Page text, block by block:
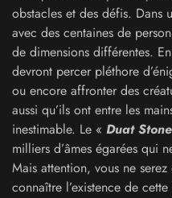
obstacles et des défis. Dans
avec des centaines de
de dimensions différentes.
devront percer pléthore
ou encore affronter des
aussi qu’ils ont entre les
inestimable. Le « Duat Stone
milliers d’âmes égarées qui
Mais attention, vous ne
connaître l’existence de